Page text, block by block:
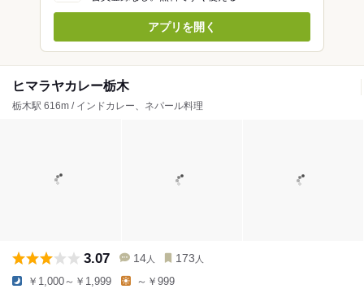
アプリを開く
ヒマラヤカレー栃木
栃木駅 616m / インドカレー、ネパール料理
3.07 14 人 173 人
￥1,000～￥1,999 ～￥999